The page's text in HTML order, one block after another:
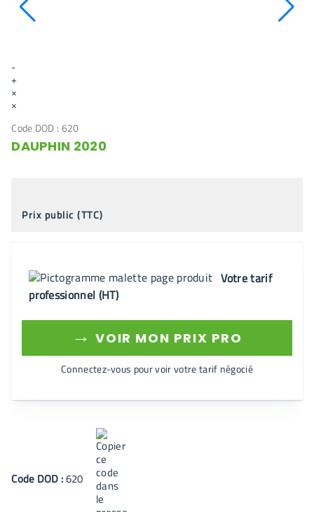
-
+
×
×
Code DOD : 620
DAUPHIN 2020
Prix public (TTC)
Votre tarif
professionnel (HT)
→ VOIR MON PRIX PRO
Connectez-vous pour voir votre tarif négocié
Code DOD :620